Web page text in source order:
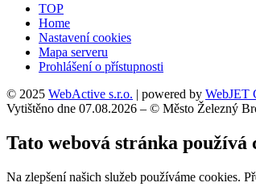
TOP
Home
Nastavení cookies
Mapa serveru
Prohlášení o přístupnosti
© 2025 WebActive s.r.o. | powered by WebJET
Vytištěno dne 07.08.2026 – © Město Železný
Tato webová stránka používá
Na zlepšení našich služeb používáme cookies.